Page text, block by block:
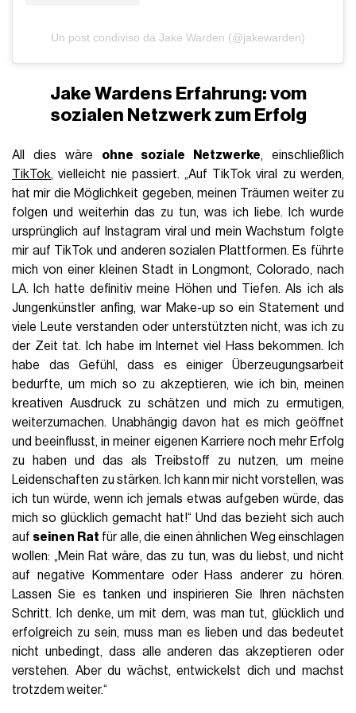
Un post condiviso da Jake Warden (@jakewarden)
Jake Wardens Erfahrung: vom
sozialen Netzwerk zum Erfolg
All dies wäre ohne soziale Netzwerke, einschließlich
TikTok, vielleicht nie passiert. „Auf TikTok viral zu werden,
hat mir die Möglichkeit gegeben, meinen Träumen weiter zu
folgen und weiterhin das zu tun, was ich liebe. Ich wurde
ursprünglich auf Instagram viral und mein Wachstum folgte
mir auf TikTok und anderen sozialen Plattformen. Es führte
mich von einer kleinen Stadt in Longmont, Colorado, nach
LA. Ich hatte definitiv meine Höhen und Tiefen. Als ich als
Jungenkünstler anfing, war Make-up so ein Statement und
viele Leute verstanden oder unterstützten nicht, was ich zu
der Zeit tat. Ich habe im Internet viel Hass bekommen. Ich
habe das Gefühl, dass es einiger Überzeugungsarbeit
bedurfte, um mich so zu akzeptieren, wie ich bin, meinen
kreativen Ausdruck zu schätzen und mich zu ermutigen,
weiterzumachen. Unabhängig davon hat es mich geöffnet
und beeinflusst, in meiner eigenen Karriere noch mehr Erfolg
zu haben und das als Treibstoff zu nutzen, um meine
Leidenschaften zu stärken. Ich kann mir nicht vorstellen, was
ich tun würde, wenn ich jemals etwas aufgeben würde, das
mich so glücklich gemacht hat!“ Und das bezieht sich auch
auf seinen Rat für alle, die einen ähnlichen Weg einschlagen
wollen: „Mein Rat wäre, das zu tun, was du liebst, und nicht
auf negative Kommentare oder Hass anderer zu hören.
Lassen Sie es tanken und inspirieren Sie Ihren nächsten
Schritt. Ich denke, um mit dem, was man tut, glücklich und
erfolgreich zu sein, muss man es lieben und das bedeutet
nicht unbedingt, dass alle anderen das akzeptieren oder
verstehen. Aber du wächst, entwickelst dich und machst
trotzdem weiter.“